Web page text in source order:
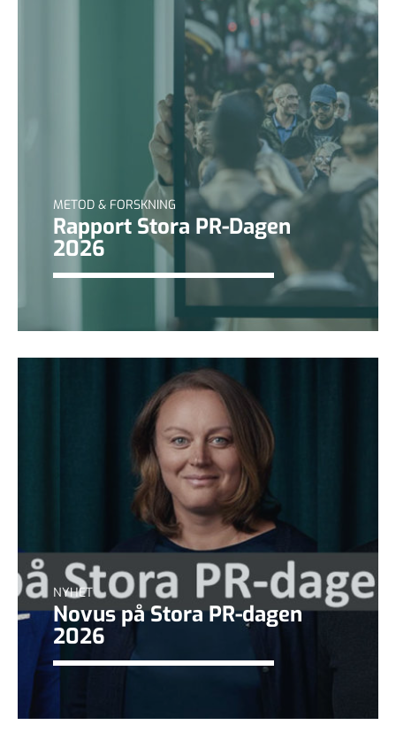
METOD & FORSKNING
Rapport Stora PR-Dagen
2026
NYHET
Novus på Stora PR-dagen
2026